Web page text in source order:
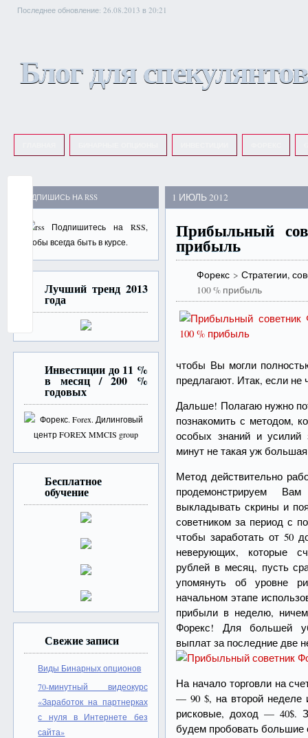
Последнее обновление: 26.08.2013 в 20:21
Блог для
ПОДПИШИСЬ НА RSS
Подпишитесь на RSS,
чтобы всегда быть в курсе.
Лучший тренд 2013
года
Инвестиции до 11 %
в месяц / 200 %
годовых
Бесплатное
обучение
Свежие записи
Виды Бинарных опционов
70-минутный видеокурс
«Заработок на партнерках
с нуля в Интернете без
сайта»
1 ИЮЛЬ 2012
Прибыльный
прибыль
Форекс > Стратегии,
100 % прибыль
чтобы Вы могли
предлагают. Итак, если
Дальше! Полагаю нужно
познакомить с методом,
особых знаний и усилий
минут не такая уж
Метод действительно
продемонстрируем
выкладывать скрины и
советником за период с
чтобы заработать от 50
неверующих, которые
рублей в месяц, пусть
упомянуть об уровне
начальном этапе
прибыли в неделю,
Форекс! Для большей
выплат за последние две
На начало торговли на
— 90 $, на второй неделе
рисковые, доход — 40$.
будем пробовать